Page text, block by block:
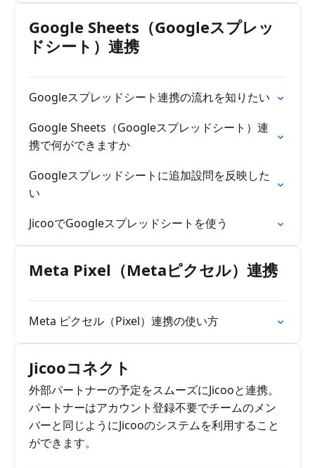
Google Sheets（Googleスプレッ
ドシート）連携
Googleスプレッドシート連携の流れを知りたい
Google Sheets（Googleスプレッドシート）連
携で何ができますか
Googleスプレッドシートに追加設問を反映した
い
JicooでGoogleスプレッドシートを使う
Meta Pixel（Metaピクセル）連携
Meta ピクセル（Pixel）連携の使い方
Jicooコネクト
外部パートナーの予定をスムーズにJicooと連携。
パートナーはアカウント登録不要でチームのメン
バーと同じようにJicooのシステムを利用すること
ができます。